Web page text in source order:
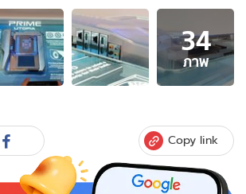
34
ภาพ
Copy link